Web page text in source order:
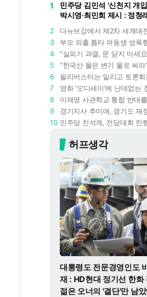
1
민주당 김민석 '신천지 개
박시영·최민희 제시 : 정청
2
3
4
5
6
7
8
9
10
허프생각
대통령도 전문경영인도
재 : HD현대 정기선 한
젊은 오너의 '결단'만 남